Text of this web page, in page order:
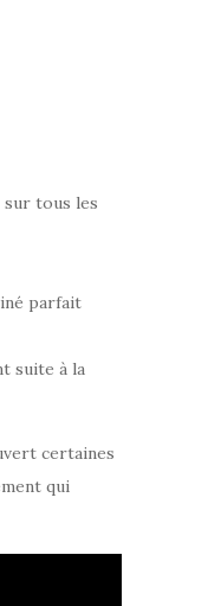
sur tous les
parfait
suite à la
certaines
qui